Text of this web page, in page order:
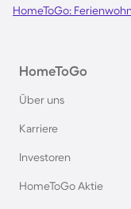
Norddeich
Ferienhäuser
Ferienhäuser mit
HomeToGo:
HomeToGo
Über uns
Karriere
Investoren
HomeToGo Aktie